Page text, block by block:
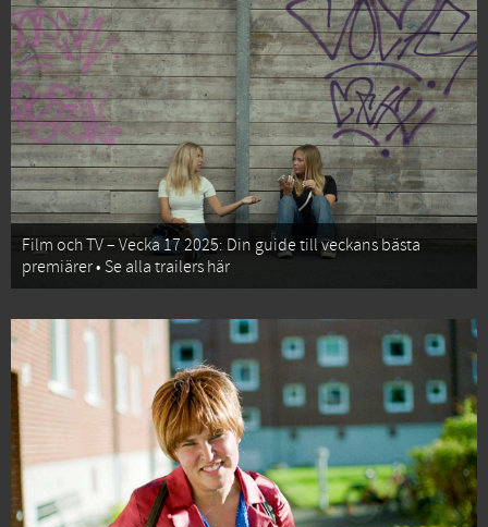
Film och TV – Vecka 17 2025: Din guide till veckans bästa
premiärer • Se alla trailers här